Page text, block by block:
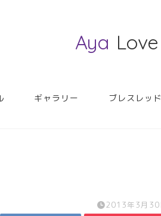
Aya
ギャラリー ブレスレッ
2013年3月30